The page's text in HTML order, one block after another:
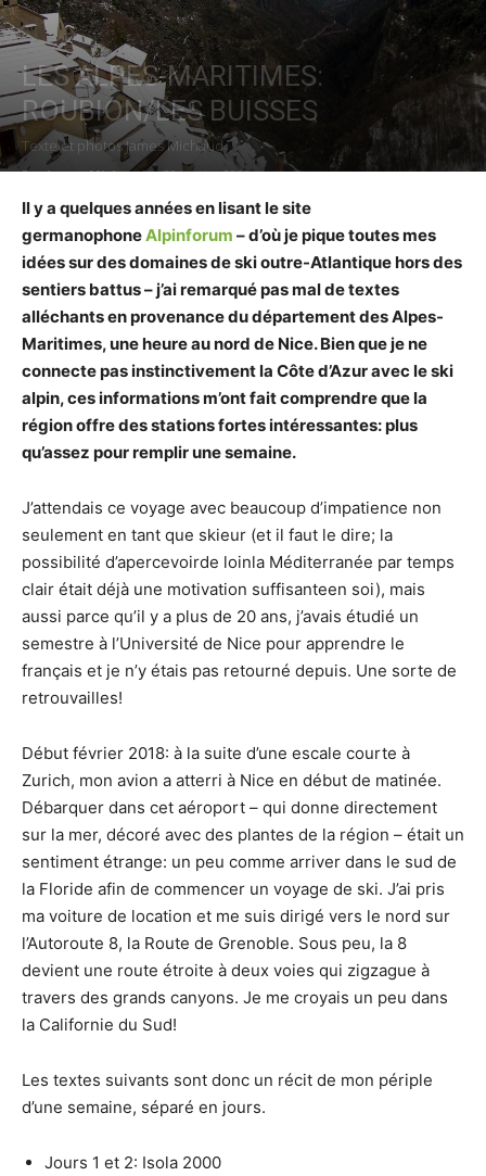
LES ALPES-MARITIMES:
ROUBION/LES BUISSES
Texte et photos James Michaud
Par James Michaud - 29 janvier 2019
Il y a quelques années en lisant le site
germanophoneAlpinforum – d’où je pique toutes mes
idées sur des domaines de ski outre-Atlantique hors des
sentiers battus – j’ai remarqué pas mal de textes
alléchants en provenance du département des Alpes-
Maritimes, une heure au nord de Nice. Bien que je ne
connecte pas instinctivement la Côte d’Azur avec le ski
alpin, ces informations m’ont fait comprendre que la
région offre des stations fortes intéressantes: plus
qu’assez pour remplir une semaine.
J’attendais ce voyage avec beaucoup d’impatience non
seulement en tant que skieur (et il faut le dire; la
possibilité d’apercevoirde loinla Méditerranée par temps
clair était déjà une motivation suffisanteen soi), mais
aussi parce qu’il y a plus de 20 ans, j’avais étudié un
semestre à l’Université de Nice pour apprendre le
français et je n’y étais pas retourné depuis. Une sorte de
retrouvailles!
Début février 2018: à la suite d’une escale courte à
Zurich, mon avion a atterri à Nice en début de matinée.
Débarquer dans cet aéroport – qui donne directement
sur la mer, décoré avec des plantes de la région – était un
sentiment étrange: un peu comme arriver dans le sud de
la Floride afin de commencer un voyage de ski. J’ai pris
ma voiture de location et me suis dirigé vers le nord sur
l’Autoroute 8, la Route de Grenoble. Sous peu, la 8
devient une route étroite à deux voies qui zigzague à
travers des grands canyons. Je me croyais un peu dans
la Californie du Sud!
Les textes suivants sont donc un récit de mon périple
d’une semaine, séparé en jours.
Jours 1 et 2: Isola 2000
moment.